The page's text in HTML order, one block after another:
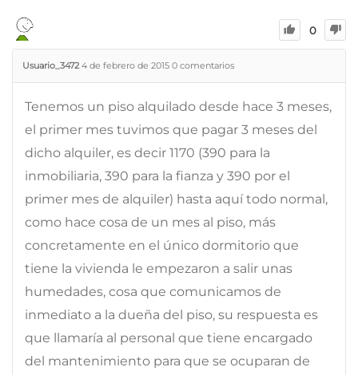
0
Usuario_3472 4 de febrero de 2015 0 comentarios
Tenemos un piso alquilado desde hace 3 meses,
el primer mes tuvimos que pagar 3 meses del
dicho alquiler, es decir 1170 (390 para la
inmobiliaria, 390 para la fianza y 390 por el
primer mes de alquiler) hasta aquí todo normal,
como hace cosa de un mes al piso, más
concretamente en el único dormitorio que
tiene la vivienda le empezaron a salir unas
humedades, cosa que comunicamos de
inmediato a la dueña del piso, su respuesta es
que llamaría al personal que tiene encargado
del mantenimiento para que se ocuparan de